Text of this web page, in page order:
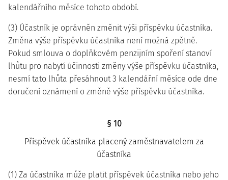
kalendářního měsíce tohoto období.
(3) Účastník je oprávněn změnit výši příspěvku účastníka.
Změna výše příspěvku účastníka není možná zpětně.
Pokud smlouva o doplňkovém penzijním spoření stanoví
lhůtu pro nabytí účinnosti změny výše příspěvku účastníka,
nesmí tato lhůta přesáhnout 3 kalendářní měsíce ode dne
doručení oznámení o změně výše příspěvku účastníka.
§ 10
Příspěvek účastníka placený zaměstnavatelem za
účastníka
(1) Za účastníka může platit příspěvek účastníka nebo jeho